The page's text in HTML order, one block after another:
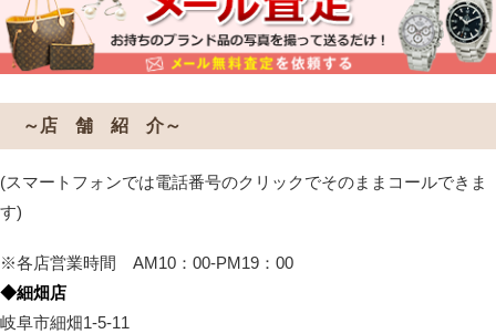
～店 舗 紹 介～
(スマートフォンでは電話番号のクリックでそのままコールできま
す)
※各店営業時間 AM10：00-PM19：00
◆細畑店
岐阜市細畑1-5-11